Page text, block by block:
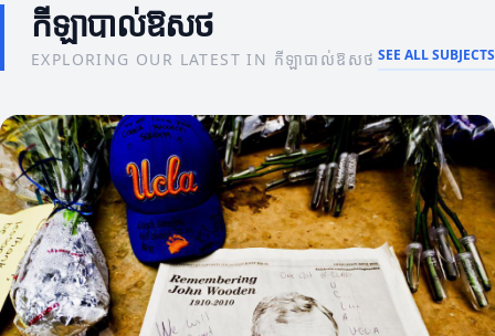
កីឡាបាល់ឱសថ
EXPLORING OUR LATEST IN កីឡាបាល់ឱសថ SEE ALL SUBJECTS